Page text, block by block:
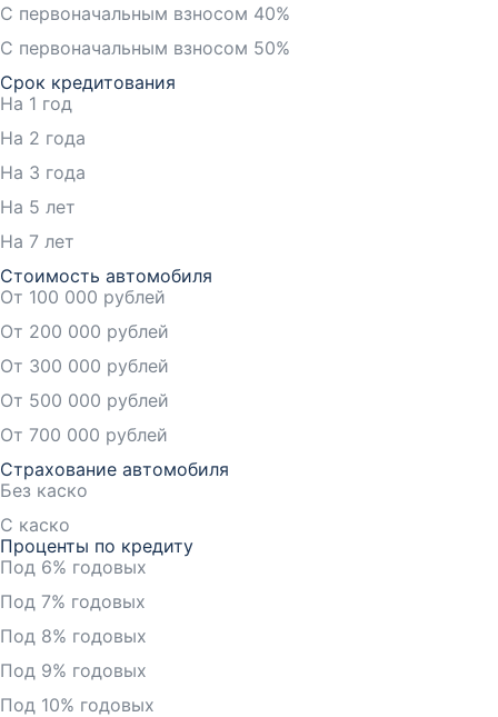
С первоначальным взносом 40%
С первоначальным взносом 50%
Срок кредитования
На 1 год
На 2 года
На 3 года
На 5 лет
На 7 лет
Стоимость автомобиля
От 100 000 рублей
От 200 000 рублей
От 300 000 рублей
От 500 000 рублей
От 700 000 рублей
Страхование автомобиля
Без каско
С каско
Проценты по кредиту
Под 6% годовых
Под 7% годовых
Под 8% годовых
Под 9% годовых
Под 10% годовых